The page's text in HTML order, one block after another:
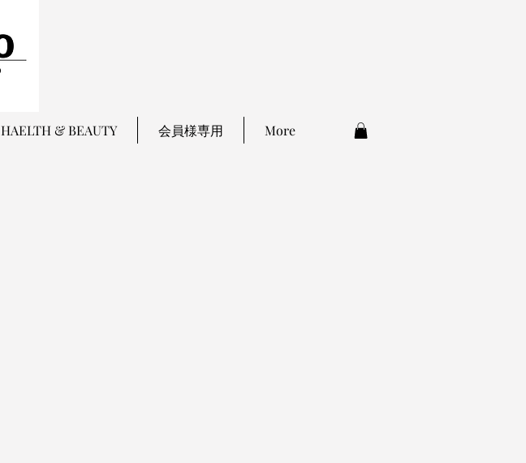
HAELTH & BEAUTY 会員様専用 More